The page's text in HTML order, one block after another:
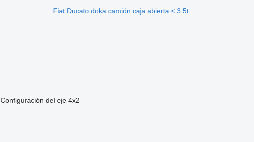
Fiat Ducato doka camión caja abierta < 3.5t
Configuración del eje 4x2